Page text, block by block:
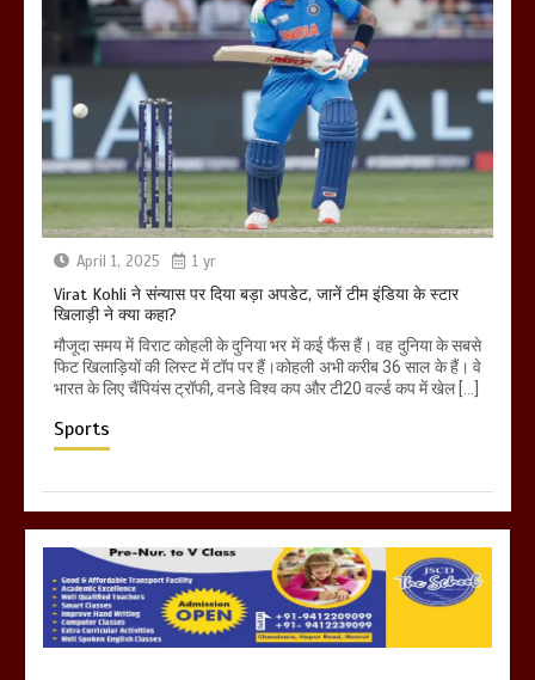
April 1, 2025 1 yr
Virat Kohli ने संन्यास पर दिया बड़ा अपडेट, जानें टीम इंडिया के स्टार
खिलाड़ी ने क्या कहा?
मौजूदा समय में विराट कोहली के दुनिया भर में कई फैंस हैं। वह दुनिया के सबसे
फिट खिलाड़ियों की लिस्ट में टॉप पर हैं।कोहली अभी करीब 36 साल के हैं। वे
भारत के लिए चैंपियंस ट्रॉफी, वनडे विश्व कप और टी20 वर्ल्ड कप में खेल […]
Sports